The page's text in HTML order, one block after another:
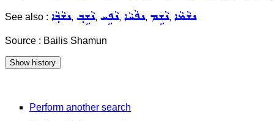
See also : ܢܫܵܒ݂ܵܐ, ܢܵܫܹܒ݂, ܢܵܦܹܚ, ܢܦܵܚܵܐ, ܢܵܫܹܡ, ܢܫܵܡܵܐ
Source : Bailis Shamun
Perform another search